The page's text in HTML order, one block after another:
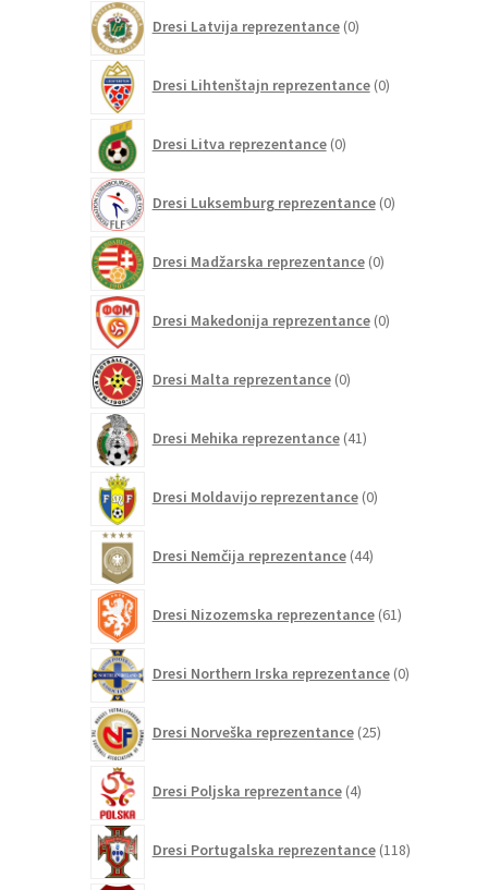
Dresi Latvija reprezentance 0izdelkov
Dresi Lihtenštajn reprezentance 0izdelkov
Dresi Litva reprezentance 0izdelkov
Dresi Luksemburg reprezentance 0izdelkov
Dresi Madžarska reprezentance 0izdelkov
Dresi Makedonija reprezentance 0izdelkov
Dresi Malta reprezentance 0izdelkov
Dresi Mehika reprezentance 41izdelkov
Dresi Moldavijo reprezentance 0izdelkov
Dresi Nemčija reprezentance 44izdelkov
Dresi Nizozemska reprezentance 61izdelkov
Dresi Northern Irska reprezentance 0izdelkov
Dresi Norveška reprezentance 25izdelkov
Dresi Poljska reprezentance 4izdelki
Dresi Portugalska reprezentance 118izdelkov